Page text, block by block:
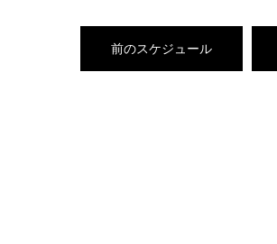
前のスケジュール